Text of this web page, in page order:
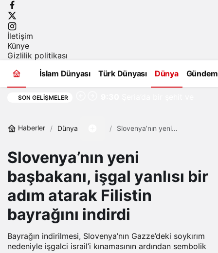
İletişim
Künye
Gizlilik politikası
İslam Dünyası
Türk Dünyası Dünya Gündem
SON GELIŞMELER
Gazze ve Batı
Haberler Dünya
Slovenya’nın yeni
bayrağını indirdi
Slovenya’nın yeni
başbakanı, işgal yanlısı bir
adım atarak Filistin
bayrağını indirdi
Bayrağın indirilmesi, Slovenya’nın Gazze’deki soykırım
nedeniyle işgalci israil’i kınamasının ardından sembolik